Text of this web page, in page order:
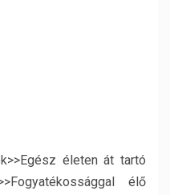
életen át tartó
élő